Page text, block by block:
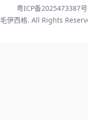
粤ICP备2025473387号
毛伊西格. All Rights